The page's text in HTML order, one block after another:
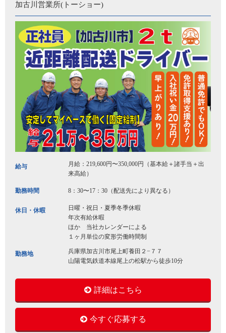
加古川営業所(トーショー)
給与
月給：219,600円〜350,000円（基本給＋諸手当＋出
来高給）
勤務時間 8：30〜17：30（配送先により異なる）
休日・休暇
日曜・祝日・夏季冬季休暇
年次有給休暇
ほか 当社カレンダーによる
１ヶ月単位の変形労働時間制
勤務地
兵庫県加古川市尾上町養田２−７７
山陽電気鉄道本線尾上の松駅から徒歩10分
詳細はこちら
今すぐ応募する